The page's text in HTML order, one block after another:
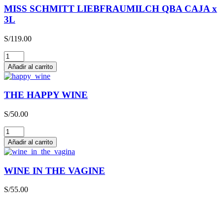
MISS SCHMITT LIEBFRAUMILCH QBA CAJA x
3L
S/119.00
MISS
SCHMITT
LIEBFRAUMILCH
QBA
CAJA
x
cantidad
Añadir al carrito
THE HAPPY WINE
S/50.00
THE
HAPPY
WINE
cantidad
Añadir al carrito
WINE IN THE VAGINE
S/55.00